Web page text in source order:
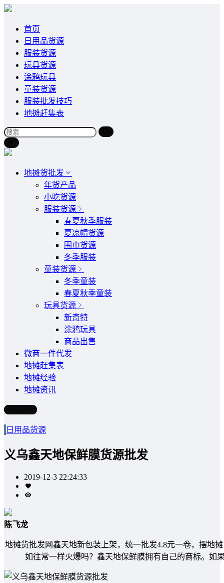
首页
日用品货源
服装货源
玩具货源
涂鸦玩具
童装货源
服装批发技巧
地摊赶集表
地摊货批发
年货产品
小吃货源
服装货源
春夏秋季服装
夏凉帽货源
围巾货源
冬季服装
童装货源
冬季童装
春夏秋季童装
玩具货源
新奇特
涂鸦玩具
商品出售
微商一件代发
地摊赶集表
地摊经验
地摊资讯
写文章
日用品货源
义乌鑫天地保鲜膜货源批发
2019-12-3 22:24:33
陈飞龙
地摊货批发网鑫天地新包装上架，统一批发4.8元一卷，摆
如往常一样火爆吗？鑫天地保鲜膜拥有自己的商标。如